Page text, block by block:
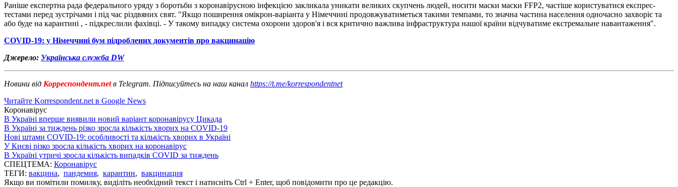
Раніше експертна рада федерального уряду з боротьби з коронавірусною інфекцією закликала уникати великих скупчень людей, носити маски маски FFP2, частіше користуватися експрес-
тестами перед зустрічами і під час різдвяних свят. "Якщо поширення омікрон-варіанта у Німеччині продовжуватиметься такими темпами, то значна частина населення одночасно захворіє та
або буде на карантині , - підкреслили фахівці. - У такому випадку система охорони здоров'я і вся критично важлива інфраструктура нашої країни відчуватиме екстремальне навантаження".
COVID-19: у Німеччині бум підроблених документів про вакцинацію
Джерело: Українська служба DW
Новини від Корреспондент.netв Telegram. Підписуйтесь на наш канал https://t.me/korrespondentnet
Читайте Korrespondent.net в Google News
Коронавірус
В Україні вперше виявили новий варіант коронавірусу Цикада
В Україні за тиждень різко зросла кількість хворих на COVID-19
Нові штами COVID-19: особливості та кількість хворих в Україні
У Києві різко зросла кількість хворих на коронавірус
В Україні утричі зросла кількість випадків COVID за тиждень
СПЕЦТЕМА: Коронавірус
ТЕГИ: вакцина, пандемия, карантин, вакцинация
Якщо ви помітили помилку, виділіть необхідний текст і натисніть Ctrl + Enter, щоб повідомити про це редакцію.